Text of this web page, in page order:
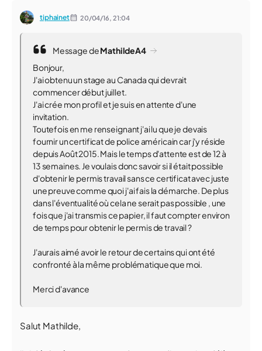
tiphainet 20/04/16, 21:04
Message deMathildeA4
Bonjour,
J'ai obtenu un stage au Canada qui devrait
commencer début juillet.
J'ai crée mon profil et je suis en attente d'une
invitation.
Toutefois en me renseignant j'ai lu que je devais
fournir un certificat de police américain car j'y réside
depuis Août 2015. Mais le temps d'attente est de 12 à
13 semaines. Je voulais donc savoir si il était possible
d'obtenir le permis travail sans ce certificat avec juste
une preuve comme quoi j'ai fais la démarche. De plus
dans l'éventualité où cela ne serait pas possible , une
fois que j'ai transmis ce papier, il faut compter environ
de temps pour obtenir le permis de travail ?
J'aurais aimé avoir le retour de certains qui ont été
confronté à la même problématique que moi.
Merci d'avance
Salut Mathilde,